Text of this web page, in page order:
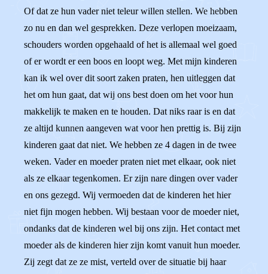
Of dat ze hun vader niet teleur willen stellen. We hebben
zo nu en dan wel gesprekken. Deze verlopen moeizaam,
schouders worden opgehaald of het is allemaal wel goed
of er wordt er een boos en loopt weg. Met mijn kinderen
kan ik wel over dit soort zaken praten, hen uitleggen dat
het om hun gaat, dat wij ons best doen om het voor hun
makkelijk te maken en te houden. Dat niks raar is en dat
ze altijd kunnen aangeven wat voor hen prettig is. Bij zijn
kinderen gaat dat niet. We hebben ze 4 dagen in de twee
weken. Vader en moeder praten niet met elkaar, ook niet
als ze elkaar tegenkomen. Er zijn nare dingen over vader
en ons gezegd. Wij vermoeden dat de kinderen het hier
niet fijn mogen hebben. Wij bestaan voor de moeder niet,
ondanks dat de kinderen wel bij ons zijn. Het contact met
moeder als de kinderen hier zijn komt vanuit hun moeder.
Zij zegt dat ze ze mist, verteld over de situatie bij haar